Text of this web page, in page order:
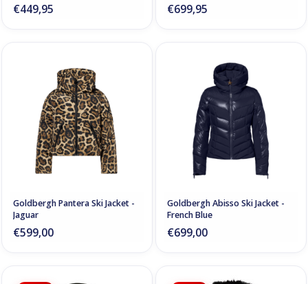
€449,95 €699,95
Goldbergh Pantera Ski Jacket -
Jaguar
€599,00
Goldbergh Abisso Ski Jacket -
French Blue
€699,00